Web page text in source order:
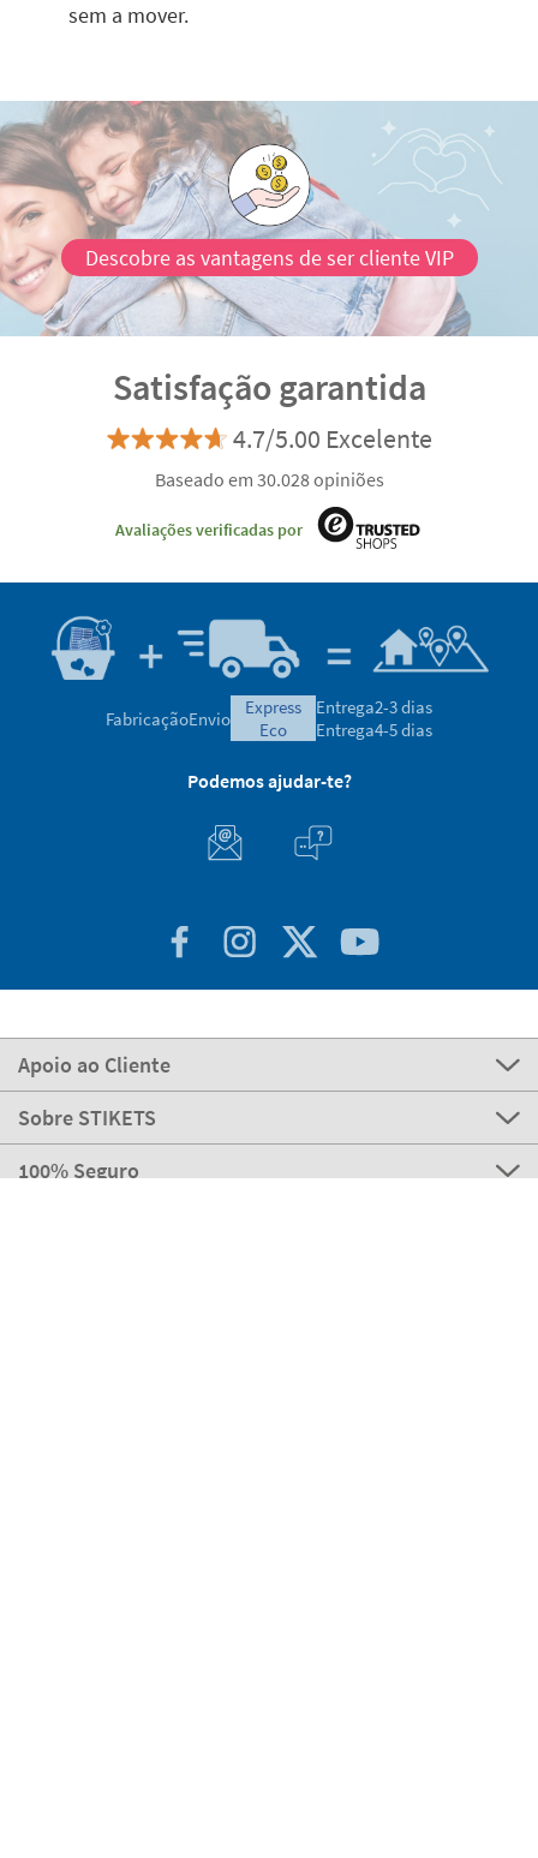
sem a mover.
Descobre as vantagens de ser cliente VIP
Satisfação garantida
4.7/5.00 Excelente
Baseado em 30.028 opiniões
Avaliações verificadas por
FabricaçãoEnvio
express
eco
Entrega2-3 dias
Entrega4-5 dias
Podemos ajudar-te?
Apoio ao Cliente
Sobre STIKETS
100% Seguro